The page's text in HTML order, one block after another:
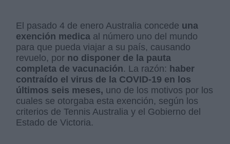
El pasado 4 de enero Australia concede una
exención medica al número uno del mundo
para que pueda viajar a su país, causando
revuelo, por no disponer de la pauta
completa de vacunación. La razón: haber
contraído el virus de la COVID-19 en los
últimos seis meses, uno de los motivos por los
cuales se otorgaba esta exención, según los
criterios de Tennis Australia y el Gobierno del
Estado de Victoria.